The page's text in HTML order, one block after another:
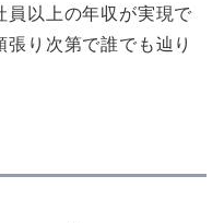
員以上の年収が実現で
り次第で誰でも辿り